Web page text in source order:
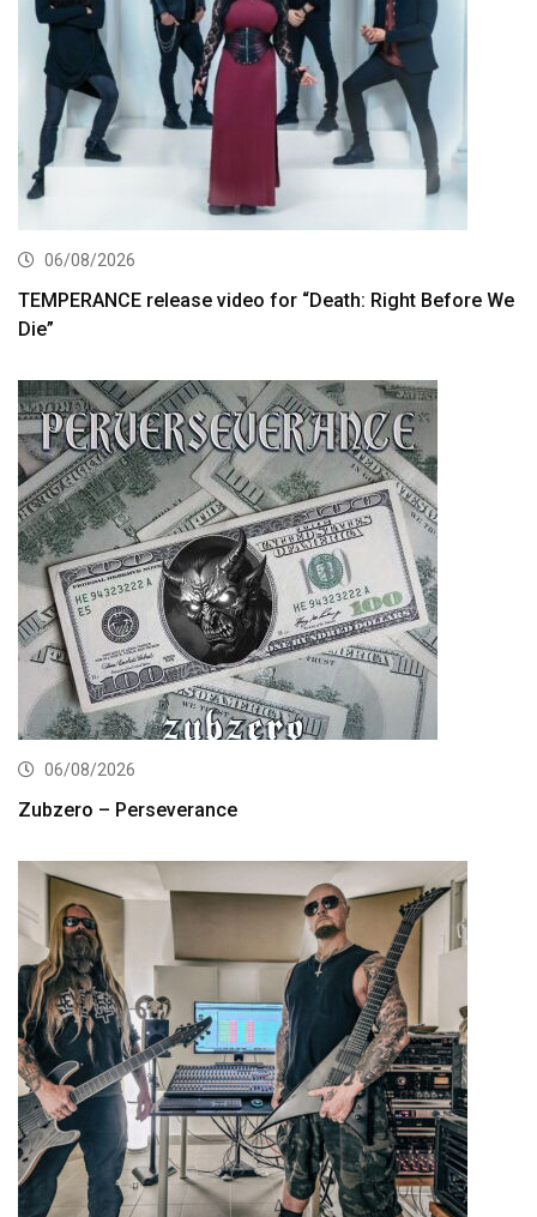
06/08/2026
TEMPERANCE release video for “Death: Right Before We
Die”
06/08/2026
Zubzero – Perseverance